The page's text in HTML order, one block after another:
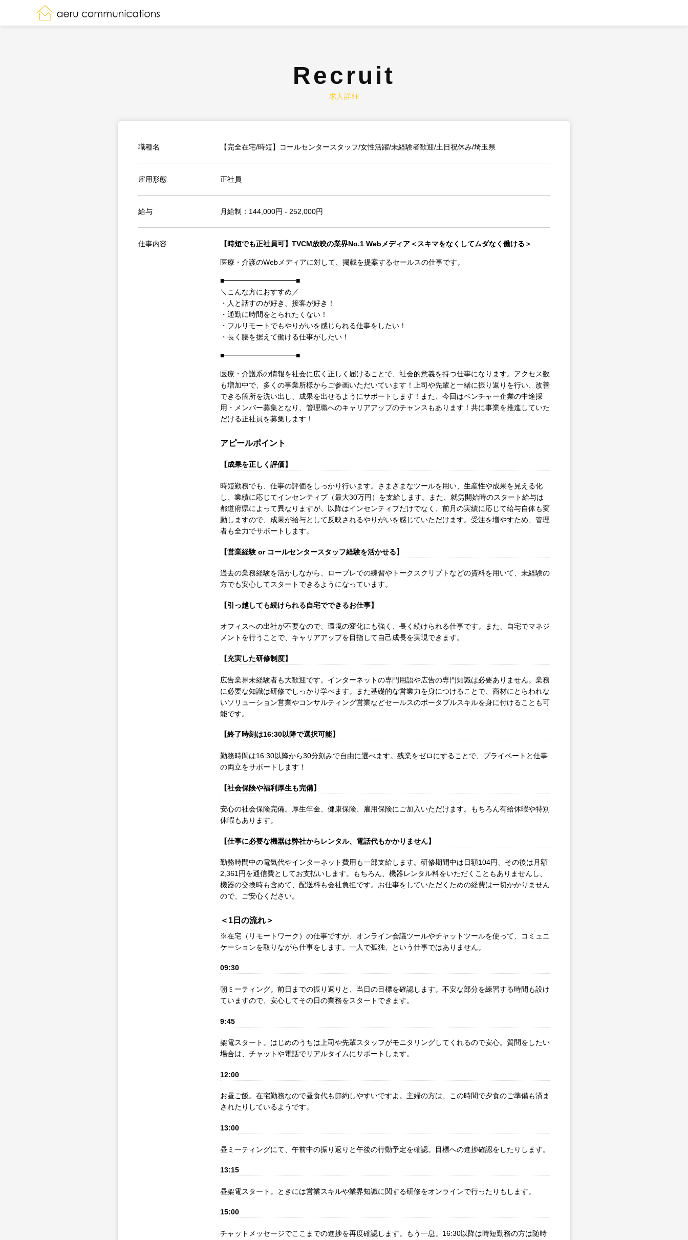
Recruit
求人詳細
職種名 【完全在宅/時短】コールセンタースタッフ/女性活躍/未経験者歓迎/土日祝休み/埼玉県
雇用形態 正社員
給与 月給制：144,000円 - 252,000円
仕事内容 【時短でも正社員可】TVCM放映の業界No.1 Webメディア＜スキマをなくしてムダなく働ける＞
医療・介護のWebメディアに対して、掲載を提案するセールスの仕事です。
■━━━━━━━━━━■
＼こんな方におすすめ／
・人と話すのが好き、接客が好き！
・通勤に時間をとられたくない！
・フルリモートでもやりがいを感じられる仕事をしたい！
・長く腰を据えて働ける仕事がしたい！
■━━━━━━━━━━■
医療・介護系の情報を社会に広く正しく届けることで、社会的意義を持つ仕事になります。アクセス数
も増加中で、多くの事業所様からご参画いただいています！上司や先輩と一緒に振り返りを行い、改善
できる箇所を洗い出し、成果を出せるようにサポートします！また、今回はベンチャー企業の中途採
用・メンバー募集となり、管理職へのキャリアアップのチャンスもあります！共に事業を推進していた
だける正社員を募集します！
アピールポイント
【成果を正しく評価】
時短勤務でも、仕事の評価をしっかり行います。さまざまなツールを用い、生産性や成果を見える化
し、業績に応じてインセンティブ（最大30万円）を支給します。また、就労開始時のスタート給与は
都道府県によって異なりますが、以降はインセンティブだけでなく、前月の実績に応じて給与自体も変
動しますので、成果が給与として反映されるやりがいを感じていただけます。受注を増やすため、管理
者も全力でサポートします。
【営業経験 or コールセンタースタッフ経験を活かせる】
過去の業務経験を活かしながら、ロープレでの練習やトークスクリプトなどの資料を用いて、未経験の
方でも安心してスタートできるようになっています。
【引っ越しても続けられる自宅でできるお仕事】
オフィスへの出社が不要なので、環境の変化にも強く、長く続けられる仕事です。また、自宅でマネジ
メントを行うことで、キャリアアップを目指して自己成長を実現できます。
【充実した研修制度】
広告業界未経験者も大歓迎です。インターネットの専門用語や広告の専門知識は必要ありません。業務
に必要な知識は研修でしっかり学べます。また基礎的な営業力を身につけることで、商材にとらわれな
いソリューション営業やコンサルティング営業などセールスのポータブルスキルを身に付けることも可
能です。
【終了時刻は16:30以降で選択可能】
勤務時間は16:30以降から30分刻みで自由に選べます。残業をゼロにすることで、プライベートと仕事
の両立をサポートします！
【社会保険や福利厚生も完備】
安心の社会保険完備。厚生年金、健康保険、雇用保険にご加入いただけます。もちろん有給休暇や特別
休暇もあります。
【仕事に必要な機器は弊社からレンタル、電話代もかかりません】
勤務時間中の電気代やインターネット費用も一部支給します。研修期間中は日額104円、その後は月額
2,361円を通信費としてお支払いします。もちろん、機器レンタル料をいただくこともありませんし、
機器の交換時も含めて、配送料も会社負担です。お仕事をしていただくための経費は一切かかりません
ので、ご安心ください。
＜1日の流れ＞
※在宅（リモートワーク）の仕事ですが、オンライン会議ツールやチャットツールを使って、コミュニ
ケーションを取りながら仕事をします。一人で孤独、という仕事ではありません。
09:30
朝ミーティング。前日までの振り返りと、当日の目標を確認します。不安な部分を練習する時間も設け
ていますので、安心してその日の業務をスタートできます。
9:45
架電スタート。はじめのうちは上司や先輩スタッフがモニタリングしてくれるので安心。質問をしたい
場合は、チャットや電話でリアルタイムにサポートします。
12:00
お昼ご飯。在宅勤務なので昼食代も節約しやすいですよ。主婦の方は、この時間で夕食のご準備も済ま
されたりしているようです。
13:00
昼ミーティングにて、午前中の振り返りと午後の行動予定を確認。目標への進捗確認をしたりします。
13:15
昼架電スタート。ときには営業スキルや業界知識に関する研修をオンラインで行ったりもします。
15:00
チャットメッセージでここまでの進捗を再度確認します。もう一息。16:30以降は時短勤務の方は随時